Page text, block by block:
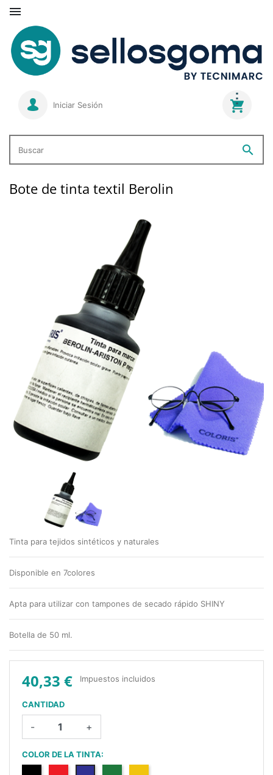

Iniciar Sesión
Buscar
search
Bote de tinta textil Berolin
40,33 € Impuestos incluidos
CANTIDAD
- +
COLOR DE LA TINTA:
Azul
Tinta para tejidos sintéticos y naturales
Disponible en 7colores
Apta para utilizar con tampones de secado rápido SHINY
Botella de 50 ml.